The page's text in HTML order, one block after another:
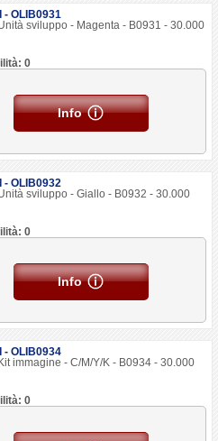
- OLIB0931
sviluppo - Magenta - B0931 - 30.000
0
Info
- OLIB0932
sviluppo - Giallo - B0932 - 30.000
0
Info
- OLIB0934
immagine - C/M/Y/K - B0934 - 30.000
0